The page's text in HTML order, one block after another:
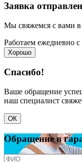
Заявка
Мы свяжемся с вами в
Работаем ежедневно с
Хорошо
Спасибо!
Ваше обращение
наш специалист
ОК
Обращение в